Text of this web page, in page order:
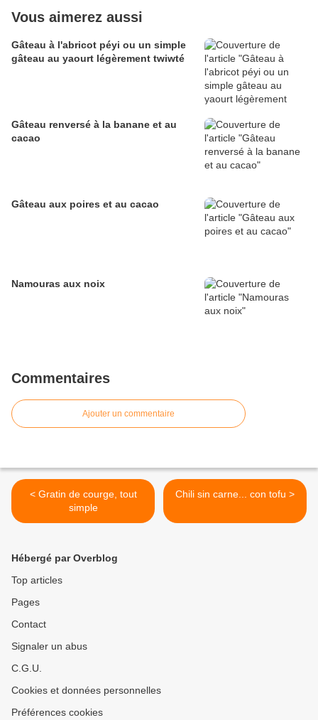
Vous aimerez aussi
Gâteau à l'abricot péyi ou un simple
gâteau au yaourt légèrement twiwté
Gâteau renversé à la banane et au
cacao
Gâteau aux poires et au cacao
Namouras aux noix
Commentaires
Ajouter un commentaire
< Gratin de courge, tout
simple
Chili sin carne... con tofu >
Hébergé par Overblog
Top articles
Pages
Contact
Signaler un abus
C.G.U.
Cookies et données personnelles
Préférences cookies